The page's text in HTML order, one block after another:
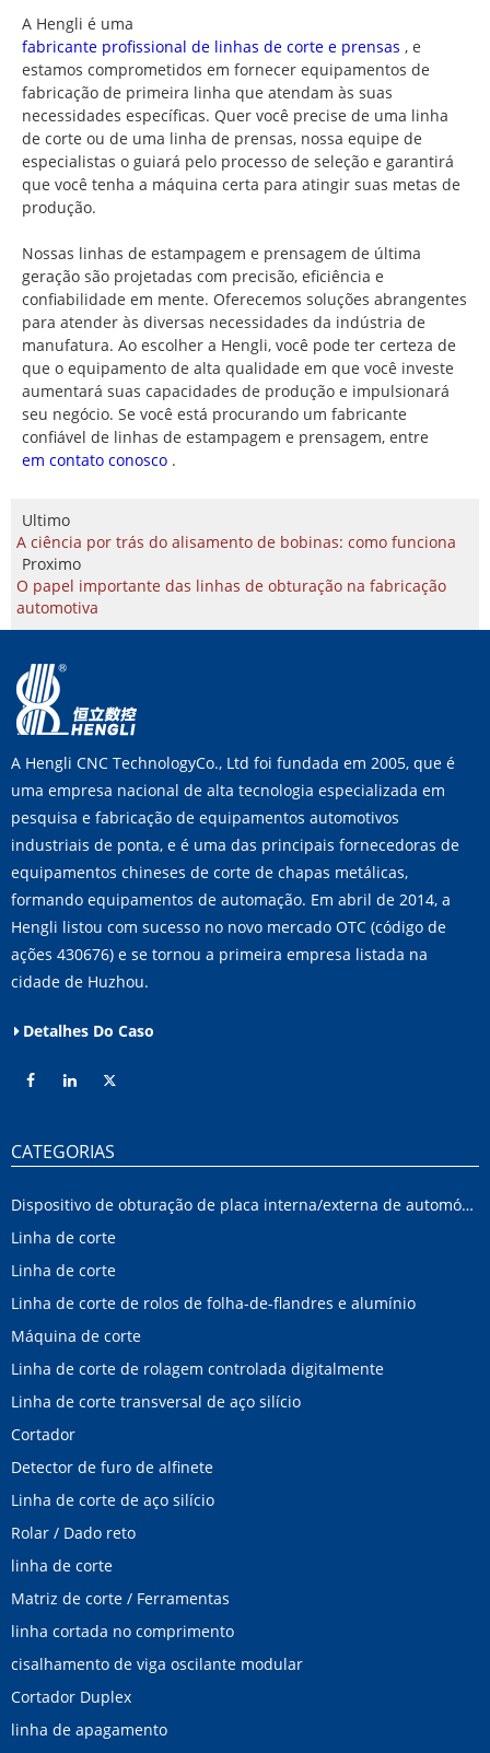
A Hengli é uma
fabricante profissional de linhas de corte e prensas , e
estamos comprometidos em fornecer equipamentos de
fabricação de primeira linha que atendam às suas
necessidades específicas. Quer você precise de uma linha
de corte ou de uma linha de prensas, nossa equipe de
especialistas o guiará pelo processo de seleção e garantirá
que você tenha a máquina certa para atingir suas metas de
produção.
Nossas linhas de estampagem e prensagem de última
geração são projetadas com precisão, eficiência e
confiabilidade em mente. Oferecemos soluções abrangentes
para atender às diversas necessidades da indústria de
manufatura. Ao escolher a Hengli, você pode ter certeza de
que o equipamento de alta qualidade em que você investe
aumentará suas capacidades de produção e impulsionará
seu negócio. Se você está procurando um fabricante
confiável de linhas de estampagem e prensagem, entre
em contato conosco .
Ultimo
A ciência por trás do alisamento de bobinas: como funciona
Proximo
O papel importante das linhas de obturação na fabricação
automotiva
A Hengli CNC TechnologyCo., Ltd foi fundada em 2005, que é
uma empresa nacional de alta tecnologia especializada em
pesquisa e fabricação de equipamentos automotivos
industriais de ponta, e é uma das principais fornecedoras de
equipamentos chineses de corte de chapas metálicas,
formando equipamentos de automação. Em abril de 2014, a
Hengli listou com sucesso no novo mercado OTC (código de
ações 430676) e se tornou a primeira empresa listada na
cidade de Huzhou.
Detalhes Do Caso
CATEGORIAS
Dispositivo de obturação de placa interna/externa de automóvel
Linha de corte
Linha de corte
Linha de corte de rolos de folha-de-flandres e alumínio
Máquina de corte
Linha de corte de rolagem controlada digitalmente
Linha de corte transversal de aço silício
Cortador
Detector de furo de alfinete
Linha de corte de aço silício
Rolar / Dado reto
linha de corte
Matriz de corte / Ferramentas
linha cortada no comprimento
cisalhamento de viga oscilante modular
Cortador Duplex
linha de apagamento